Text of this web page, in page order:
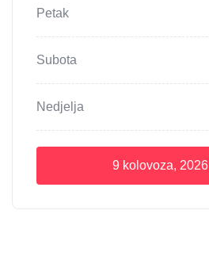
Petak
Subota
Nedjelja
9 kolovoza, 2026